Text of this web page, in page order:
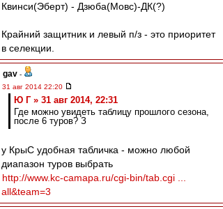
Квинси(Эберт) - Дзюба(Мовс)-ДК(?)
Крайний защитник и левый п/з - это приоритет
в селекции.
gav -
31 авг 2014 22:20
Ю Г » 31 авг 2014, 22:31
Где можно увидеть таблицу прошлого сезона,
после 6 туров? З
у КрыС удобная табличка - можно любой
диапазон туров выбрать
http://www.kc-camapa.ru/cgi-bin/tab.cgi ...
all&team=3